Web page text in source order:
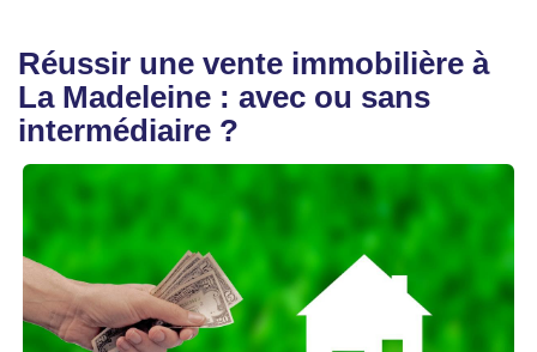
Réussir une vente immobilière à
La Madeleine : avec ou sans
intermédiaire ?